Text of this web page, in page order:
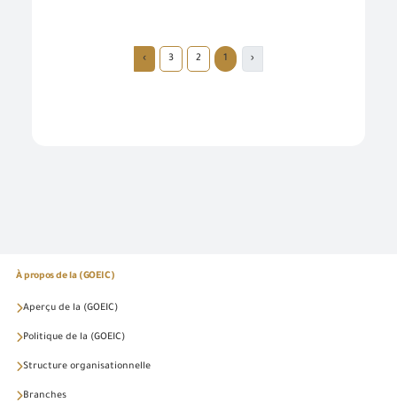
‹
1
2
3
›
À propos de la (GOEIC)
Aperçu de la (GOEIC)
Politique de la (GOEIC)
Structure organisationnelle
Branches